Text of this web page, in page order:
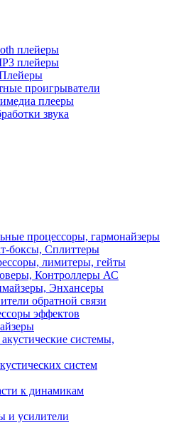
плейеры
плейеры
проигрыватели
плееры
звука
процессоры, гармонайзеры
боксы, Сплиттеры
лимитеры, гейты
Контроллеры АС
Энхансеры
обратной связи
эффектов
системы,
систем
к динамикам
и усилители